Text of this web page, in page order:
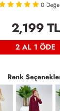
0
2,199TL
2 AL 1 ÖDE
Renk